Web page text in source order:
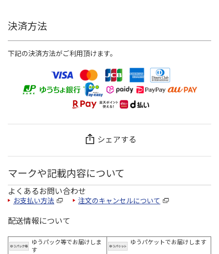
決済方法
下記の決済方法がご利用頂けます。
シェアする
マークや記載内容について
よくあるお問い合わせ
お支払い方法 注文のキャンセルについて
配送情報について
ゆうパック等でお届けしま
す
ゆうパケットでお届けします